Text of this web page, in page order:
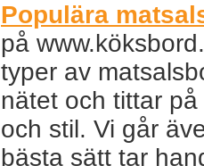
Populära
på
typer av
nätet och tittar
och stil. Vi går
bästa sätt tar